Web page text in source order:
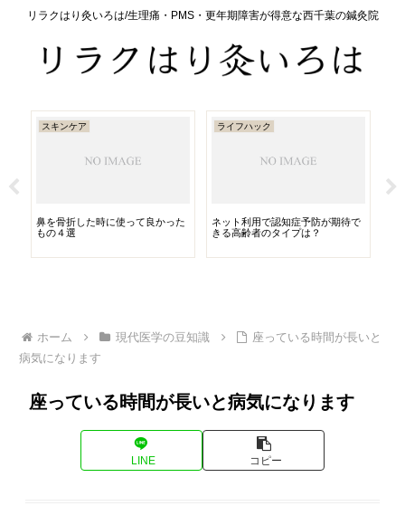
リラクはり灸いろは/生理痛・PMS・更年期障害が得意な西千葉の鍼灸院
スキンケア
鼻を骨折した時に使って良かった
もの４選
ライフハック
ネット利用で認知症予防が期待で
きる高齢者のタイプは？
ホーム 現代医学の豆知識
座っている時間が長いと
病気になります
座っている時間が長いと病気になります
LINE コピー